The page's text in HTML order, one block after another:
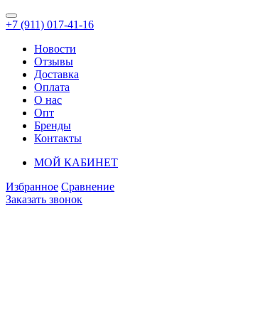
+7 (911) 017-41-16
Новости
Отзывы
Доставка
Оплата
О нас
Опт
Бренды
Контакты
МОЙ КАБИНЕТ
Избранное Сравнение
Заказать звонок